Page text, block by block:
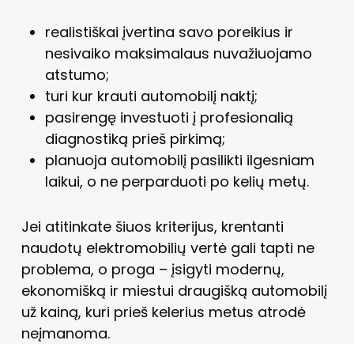
realistiškai įvertina savo poreikius ir
nesivaiko maksimalaus nuvažiuojamo
atstumo;
turi kur krauti automobilį naktį;
pasirengę investuoti į profesionalią
diagnostiką prieš pirkimą;
planuoja automobilį pasilikti ilgesniam
laikui, o ne perparduoti po kelių metų.
Jei atitinkate šiuos kriterijus, krentanti
naudotų elektromobilių vertė gali tapti ne
problema, o proga – įsigyti modernų,
ekonomišką ir miestui draugišką automobilį
už kainą, kuri prieš kelerius metus atrodė
neįmanoma.